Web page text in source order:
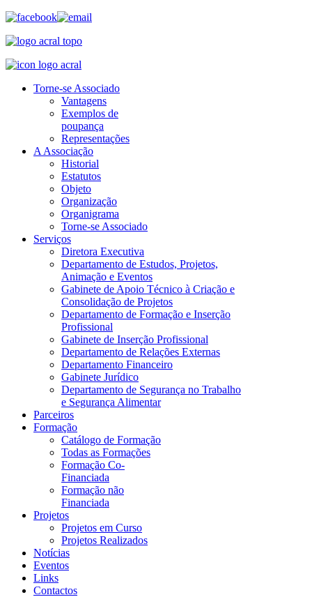
Torne-se Associado
Vantagens
Exemplos de
poupança
Representações
A Associação
Historial
Estatutos
Objeto
Organização
Organigrama
Torne-se Associado
Serviços
Diretora Executiva
Departamento de Estudos, Projetos,
Animação e Eventos
Gabinete de Apoio Técnico à Criação e
Consolidação de Projetos
Departamento de Formação e Inserção
Profissional
Gabinete de Inserção Profissional
Departamento de Relações Externas
Departamento Financeiro
Gabinete Jurídico
Departamento de Segurança no Trabalho
e Segurança Alimentar
Parceiros
Formação
Catálogo de Formação
Todas as Formações
Formação Co-
Financiada
Formação não
Financiada
Projetos
Projetos em Curso
Projetos Realizados
Notícias
Eventos
Links
Contactos